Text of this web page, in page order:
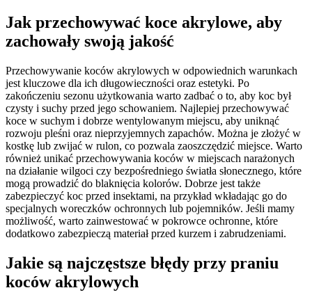
Jak przechowywać koce akrylowe, aby
zachowały swoją jakość
Przechowywanie koców akrylowych w odpowiednich warunkach
jest kluczowe dla ich długowieczności oraz estetyki. Po
zakończeniu sezonu użytkowania warto zadbać o to, aby koc był
czysty i suchy przed jego schowaniem. Najlepiej przechowywać
koce w suchym i dobrze wentylowanym miejscu, aby uniknąć
rozwoju pleśni oraz nieprzyjemnych zapachów. Można je złożyć w
kostkę lub zwijać w rulon, co pozwala zaoszczędzić miejsce. Warto
również unikać przechowywania koców w miejscach narażonych
na działanie wilgoci czy bezpośredniego światła słonecznego, które
mogą prowadzić do blaknięcia kolorów. Dobrze jest także
zabezpieczyć koc przed insektami, na przykład wkładając go do
specjalnych woreczków ochronnych lub pojemników. Jeśli mamy
możliwość, warto zainwestować w pokrowce ochronne, które
dodatkowo zabezpieczą materiał przed kurzem i zabrudzeniami.
Jakie są najczęstsze błędy przy praniu
koców akrylowych